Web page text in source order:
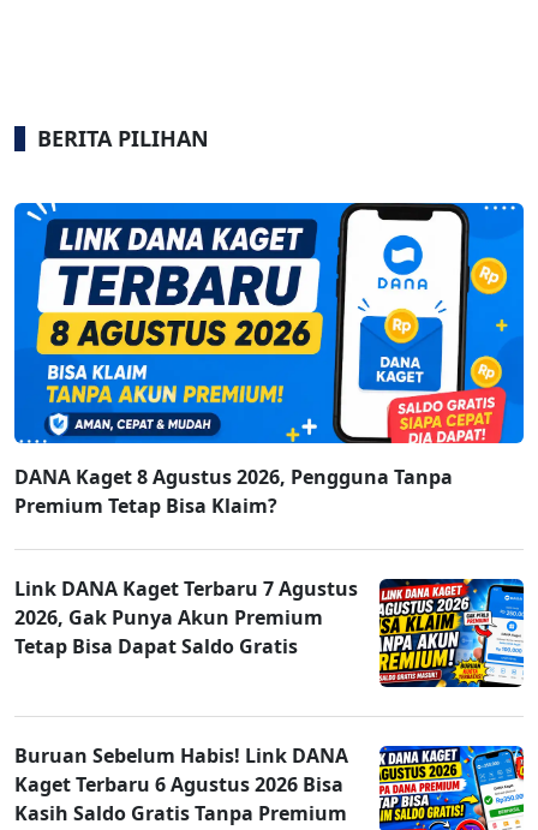
BERITA PILIHAN
DANA Kaget 8 Agustus 2026, Pengguna Tanpa
Premium Tetap Bisa Klaim?
Link DANA Kaget Terbaru 7 Agustus
2026, Gak Punya Akun Premium
Tetap Bisa Dapat Saldo Gratis
Buruan Sebelum Habis! Link DANA
Kaget Terbaru 6 Agustus 2026 Bisa
Kasih Saldo Gratis Tanpa Premium